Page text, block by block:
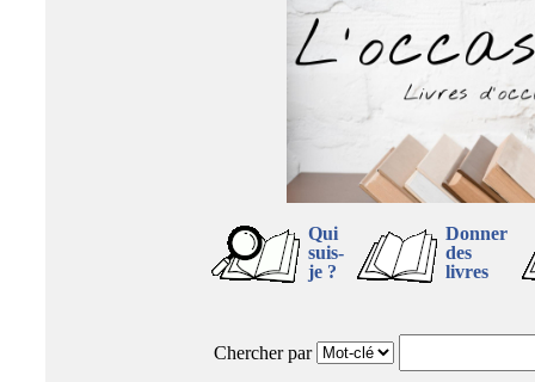
Qui
suis-
je ?
Donner
des
livres
Chercher par